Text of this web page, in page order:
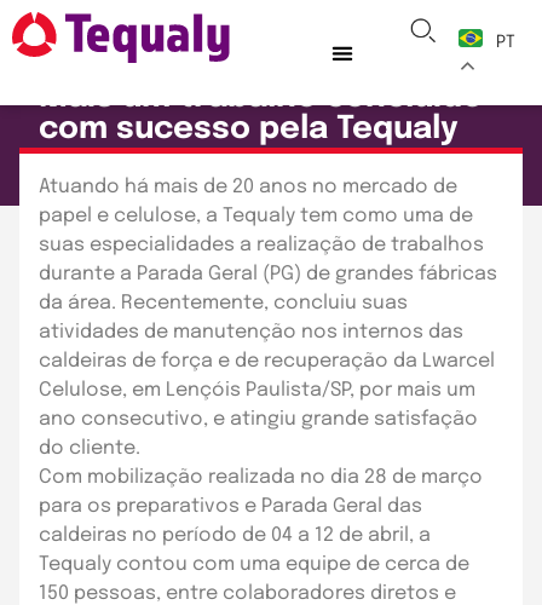
PT
Mais um trabalho concluído
com sucesso pela Tequaly
Publicado em: 13 de maio de 2019
Atuando há mais de 20 anos no mercado de
papel e celulose, a Tequaly tem como uma de
suas especialidades a realização de trabalhos
durante a Parada Geral (PG) de grandes fábricas
da área. Recentemente, concluiu suas
atividades de manutenção nos internos das
caldeiras de força e de recuperação da Lwarcel
Celulose, em Lençóis Paulista/SP, por mais um
ano consecutivo, e atingiu grande satisfação
do cliente.
Com mobilização realizada no dia 28 de março
para os preparativos e Parada Geral das
caldeiras no período de 04 a 12 de abril, a
Tequaly contou com uma equipe de cerca de
150 pessoas, entre colaboradores diretos e